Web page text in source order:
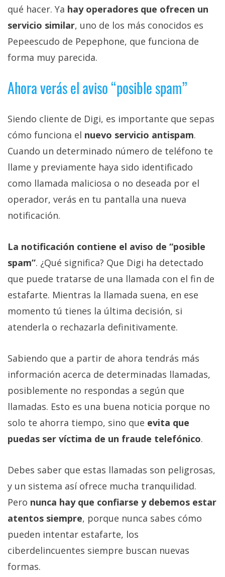
qué hacer. Ya hay operadores que ofrecen un
servicio similar, uno de los más conocidos es
Pepeescudo de Pepephone, que funciona de
forma muy parecida.
Ahora verás el aviso “posible spam”
Siendo cliente de Digi, es importante que sepas
cómo funciona el nuevo servicio antispam.
Cuando un determinado número de teléfono te
llame y previamente haya sido identificado
como llamada maliciosa o no deseada por el
operador, verás en tu pantalla una nueva
notificación.
La notificación contiene el aviso de “posible
spam”. ¿Qué significa? Que Digi ha detectado
que puede tratarse de una llamada con el fin de
estafarte. Mientras la llamada suena, en ese
momento tú tienes la última decisión, si
atenderla o rechazarla definitivamente.
Sabiendo que a partir de ahora tendrás más
información acerca de determinadas llamadas,
posiblemente no respondas a según que
llamadas. Esto es una buena noticia porque no
solo te ahorra tiempo, sino que evita que
puedas ser víctima de un fraude telefónico.
Debes saber que estas llamadas son peligrosas,
y un sistema así ofrece mucha tranquilidad.
Pero nunca hay que confiarse y debemos estar
atentos siempre, porque nunca sabes cómo
pueden intentar estafarte, los
ciberdelincuentes siempre buscan nuevas
formas.